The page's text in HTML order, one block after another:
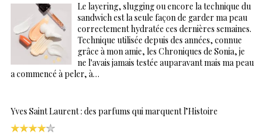
Le layering, slugging ou encore la technique du
sandwich est la seule façon de garder ma peau
correctement hydratée ces dernières semaines.
Technique utilisée depuis des années, connue
grâce à mon amie, les Chroniques de Sonia, je
ne l'avais jamais testée auparavant mais ma peau
a commencé à peler, à…
Yves Saint Laurent : des parfums qui marquent l’Histoire